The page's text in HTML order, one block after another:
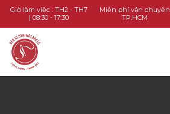
Giờ làm việc : TH2 - TH7
| 08:30 - 17:30
Miễn phí vận chuyển
TP.HCM
TRANG CHỦ
DANH MỤC SẢN PHẨM
KIẾN THỨC